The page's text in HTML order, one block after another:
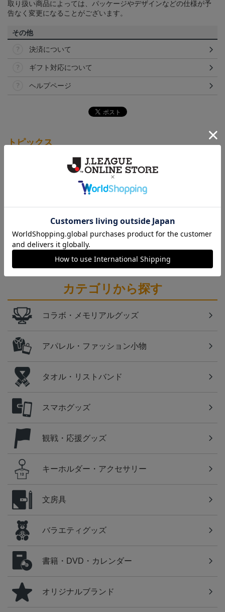
取り扱い商品によっては、パッケージやデザインなどの仕様が予
告なく変更になることがございます。
その他
決済について
ギフト対応について
ヘルプページ
トピックス
クラウドファンディング！みんなで紡ぐ～愛媛ＦＣ
サンパークプロジェクト～
愛媛
愛媛ＦＣのすべてのグッズをチェックしたい方に！
全グッズ一覧はこちら！
カテゴリから探す
コラボ・メモリアルグッズ
アパレル・ファッション小物
タオル・リストバンド
スマホグッズ
観戦・応援グッズ
キーホルダー・アクセサリー
文房具
バラエティグッズ
書籍・DVD・カレンダー
オリジナルブランド